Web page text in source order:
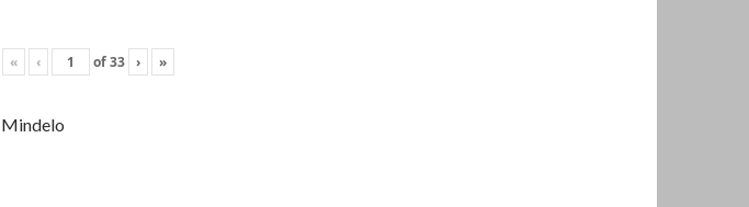
« ‹ of33 › »
Mindelo